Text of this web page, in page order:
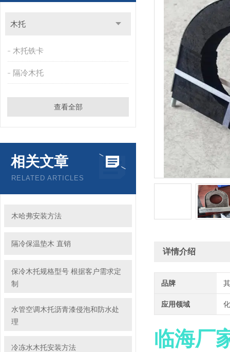
木托
木托铁卡
隔冷木托
查看全部
相关文章
RELATED ARTICLES
木哈弗安装方法
隔冷保温垫木 直销
保冷木托规格型号 根据客户需求定
制
水管空调木托沥青漆侵泡和防水处
理
冷冻水木托安装方法
详情介绍
品牌
应用领域
临海厂